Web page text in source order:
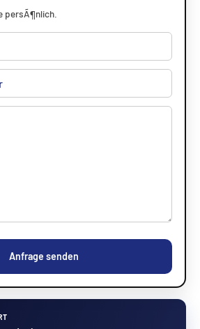
persÃ¶nlich.
Anfrage senden